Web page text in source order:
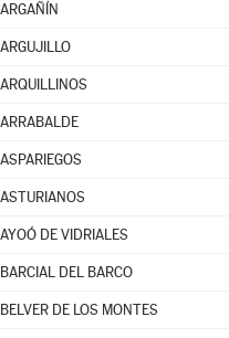
ARGAÑÍN
ARGUJILLO
ARQUILLINOS
ARRABALDE
ASPARIEGOS
ASTURIANOS
AYOÓ DE VIDRIALES
BARCIAL DEL BARCO
BELVER DE LOS MONTES